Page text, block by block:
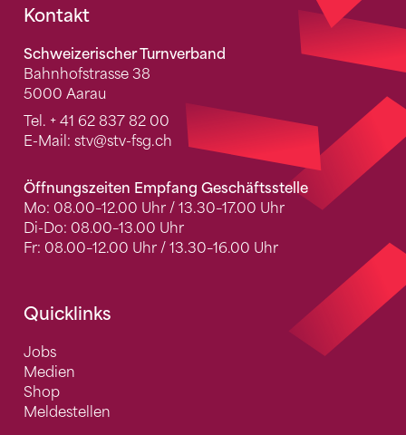
Fusszeile
Kontakt
Schweizerischer Turnverband
Bahnhofstrasse 38
5000 Aarau
Tel. + 41 62 837 82 00
E-Mail: stv@stv-fsg.ch
Öffnungszeiten Empfang Geschäftsstelle
Mo: 08.00–12.00 Uhr / 13.30–17.00 Uhr
Di-Do: 08.00–13.00 Uhr
Fr: 08.00–12.00 Uhr / 13.30–16.00 Uhr
Quicklinks
Jobs
Medien
Shop
Meldestellen